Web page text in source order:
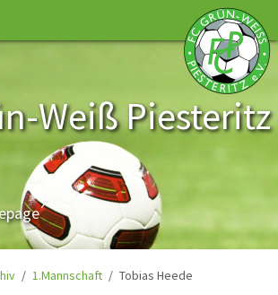
Weiß Piesteritz
1.Mannschaft Tobias Heede